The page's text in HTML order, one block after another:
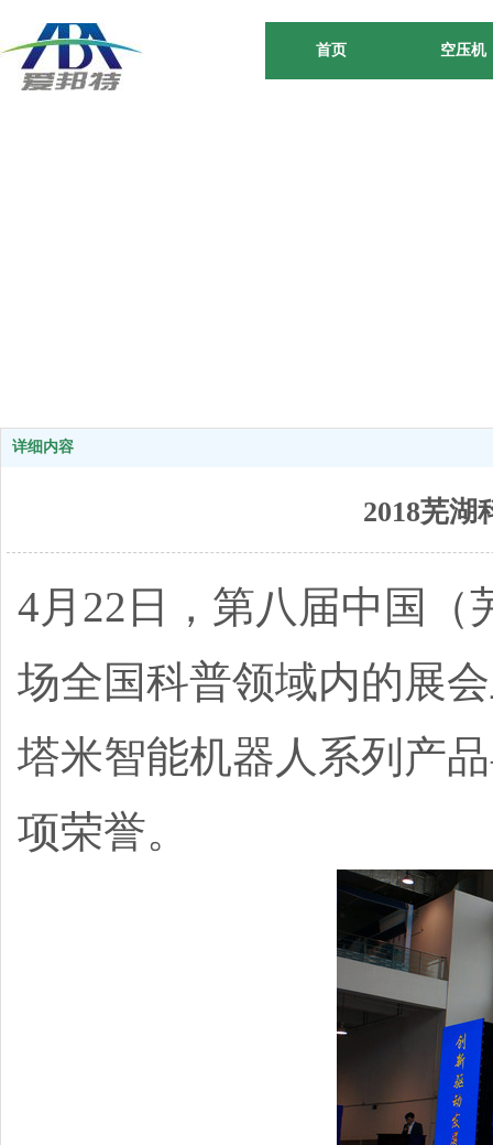
首页 空压机
详细内容
2018芜湖
4月22日，第八届中国
场全国科普领域内的展
塔米智能机器人系列产
项荣誉。